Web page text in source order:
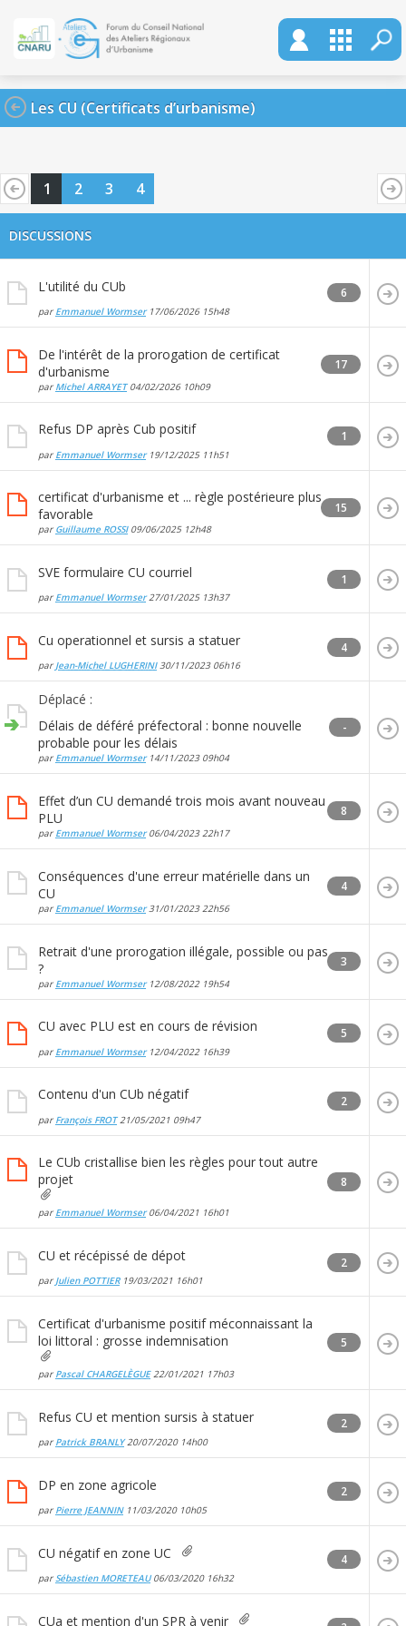
Les CU (Certificats d’urbanisme)
1 2 3 4
DISCUSSIONS
L'utilité du CUb
par Emmanuel Wormser17/06/2026 15h48
6
De l'intérêt de la prorogation de certificat
d'urbanisme
par Michel ARRAYET04/02/2026 10h09
17
Refus DP après Cub positif
par Emmanuel Wormser19/12/2025 11h51
1
certificat d'urbanisme et ... règle postérieure plus
favorable
par Guillaume ROSSI09/06/2025 12h48
15
SVE formulaire CU courriel
par Emmanuel Wormser27/01/2025 13h37
1
Cu operationnel et sursis a statuer
par Jean-Michel LUGHERINI30/11/2023 06h16
4
Déplacé :
Délais de déféré préfectoral : bonne nouvelle
probable pour les délais
par Emmanuel Wormser14/11/2023 09h04
-
Effet d’un CU demandé trois mois avant nouveau
PLU
par Emmanuel Wormser06/04/202322h17
8
Conséquences d'une erreur matérielle dans un
CU
par Emmanuel Wormser31/01/2023 22h56
4
Retrait d'une prorogation illégale, possible ou pas
?
par Emmanuel Wormser12/08/2022 19h54
3
CU avec PLU est en cours de révision
par Emmanuel Wormser12/04/2022 16h39
5
Contenu d'un CUb négatif
par François FROT21/05/2021 09h47
2
Le CUb cristallise bien les règles pour tout autre
projet
par Emmanuel Wormser06/04/2021 16h01
8
CU et récépissé de dépot
par Julien POTTIER19/03/2021 16h01
2
Certificat d'urbanisme positif méconnaissant la
loi littoral : grosse indemnisation
par Pascal CHARGELÈGUE22/01/2021 17h03
5
Refus CU et mention sursis à statuer
par Patrick BRANLY20/07/2020 14h00
2
DP en zone agricole
par Pierre JEANNIN11/03/2020 10h05
2
CU négatif en zone UC
parSébastien MORETEAU06/03/2020 16h32
4
CUa et mention d'un SPR à venir